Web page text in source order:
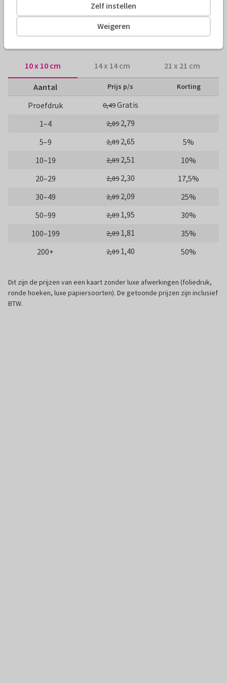
Zakelijke kaarten Paperhugs - by Lidy
10 x 10 cm 14 x 14 cm 21 x 21 cm
Aantal Prijs p/s Korting
Proefdruk 0,49Gratis
1–4
2,89 2,79
5–9
2,89 2,65
5%
10–19
2,89 2,51
10%
20–29
2,89 2,30
17,5%
30–49
2,89 2,09
25%
50–99
2,89 1,95
30%
100–199
2,89 1,81
35%
200+
2,89 1,40 50%
Dit zijn de prijzen van een kaart zonder luxe afwerkingen (foliedruk,
ronde hoeken, luxe papiersoorten). De getoonde prijzen zijn inclusief
BTW.
Weigeren
Zelf instellen